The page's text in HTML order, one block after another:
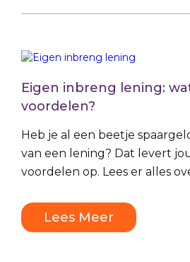
Eigen inbreng lening:
voordelen?
Heb je al een beetje
van een lening? Dat levert
voordelen op. Lees er alles
Lees Meer